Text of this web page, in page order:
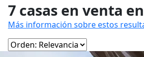
7 casas en venta
Más información sobre estos